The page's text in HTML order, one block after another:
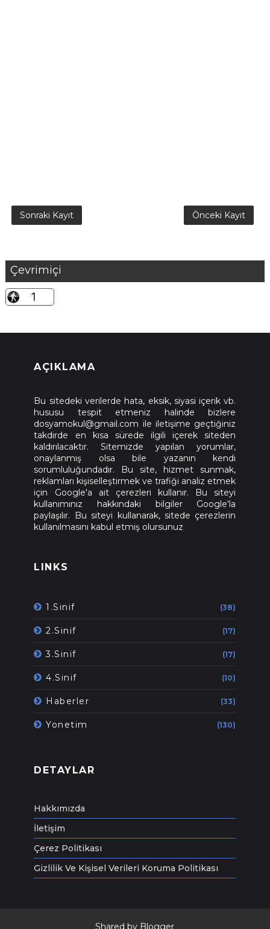
Sonraki Kayıt Önceki Kayıt
Çevrimiçi
AÇIKLAMA
Bu sitedeki verilerde hata, eksik, siyasi içerik vb.
hususu tespit etmeniz halinde bizlere
dosyamokul@gmail.com ile iletişime geçtiğiniz
takdirde en kısa sürede ilgili içerek siteden
kaldırılacaktır. Sitemizde yapılan yorumlar,
onaylanmış olsa bile yazanın kendi
sorumluluğundadır. Bu site, hizmet sunmak,
reklamları kişiselleştirmek ve trafiği analiz etmek
için Google'a ait çerezleri kullanır. Bu siteyi
kullanımınız hakkındaki bilgiler Google'la
paylaşılır. Bu siteyi kullanarak, sitede çerezlerin
kullanılmasını kabul etmiş olursunuz
LINKS
1.Sinif (38)
2.Sinif (17)
3.Sinif (17)
4.Sinif (10)
Haberler (33)
Yonetim (130)
DETAYLAR
Hakkımızda
İletişim
Çerez Politikası
Gizlilik Ve Kişisel Verileri Koruma Politikası
Shared by Blogger